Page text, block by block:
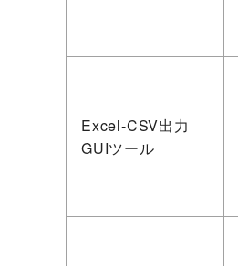
Excel-CSV出力
GUIツール